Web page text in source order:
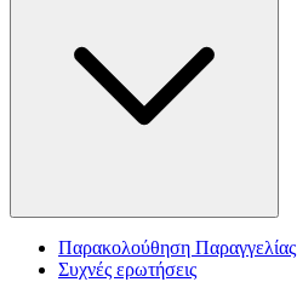
Παρακολούθηση Παραγγελίας
Συχνές ερωτήσεις